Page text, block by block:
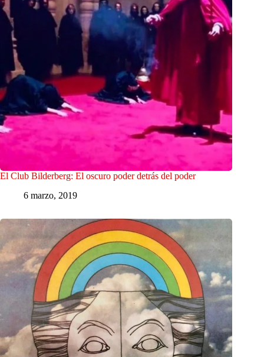
El Club Bilderberg: El oscuro poder detrás del poder
6 marzo, 2019